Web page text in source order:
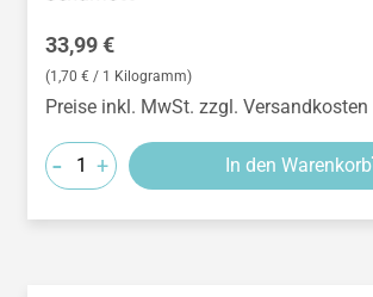
Regulärer Preis:
33,99 €
(1,70 € / 1 Kilogramm)
Preise inkl. MwSt. zzgl. Versandkosten
- + In den Warenkorb